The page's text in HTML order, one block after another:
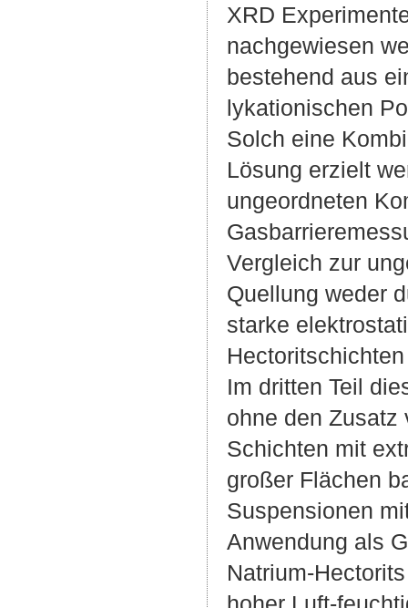
XRD
nachgewiesen
bestehend aus
lykationischen
Solch eine
Lösung erzielt
ungeordneten
Vergleich zur
Quellung weder
starke
Im dritten Teil
ohne den Zusatz
Schichten mit
großer Flächen
Suspensionen
Anwendung als
Natrium-